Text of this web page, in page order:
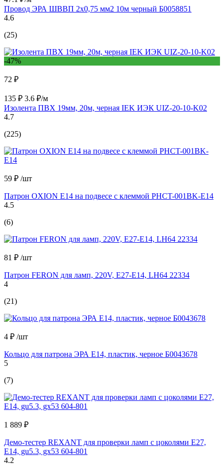
Провод ЭРА ШВВП 2x0,75 мм2 10м черный Б0058851
4.6
(25)
-47%
72 ₽
135 ₽ 3.6 ₽/м
Изолента ПВХ 19мм, 20м, черная IEK ИЭК UIZ-20-10-K02
4.7
(225)
59 ₽ /шт
Патрон OXION Е14 на подвесе с клеммой PHCT-001BK-E14
4.5
(6)
81 ₽ /шт
Патрон FERON для ламп, 220V, E27-E14, LH64 22334
4
(21)
4 ₽ /шт
Кольцо для патрона ЭРА E14, пластик, черное Б0043678
5
(7)
1 889 ₽
Демо-тестер REXANT для проверки ламп с цоколями Е27,
Е14, gu5.3, gx53 604-801
4.2